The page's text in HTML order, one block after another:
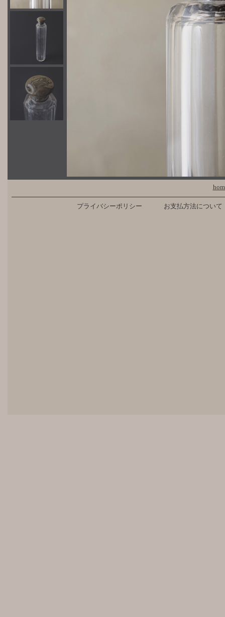
プライバシーポリシー お支払方法について